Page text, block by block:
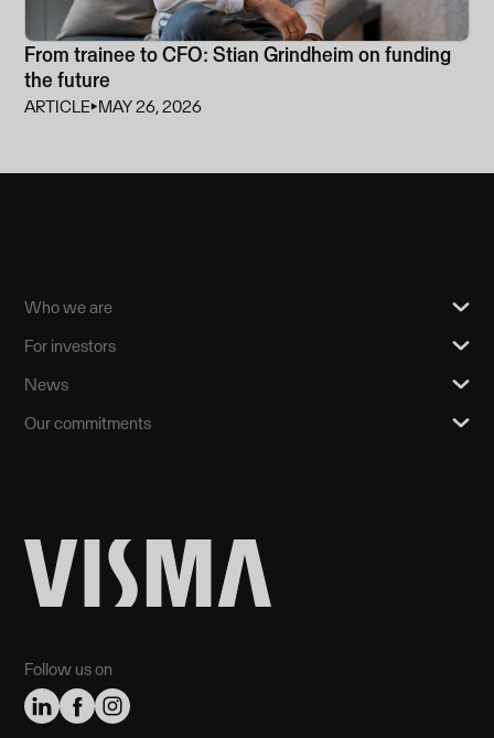
From trainee to CFO: Stian Grindheim on funding
the future
ARTICLE⏵MAY 26, 2026
Follow us on
Who we are
For investors
News
Our commitments